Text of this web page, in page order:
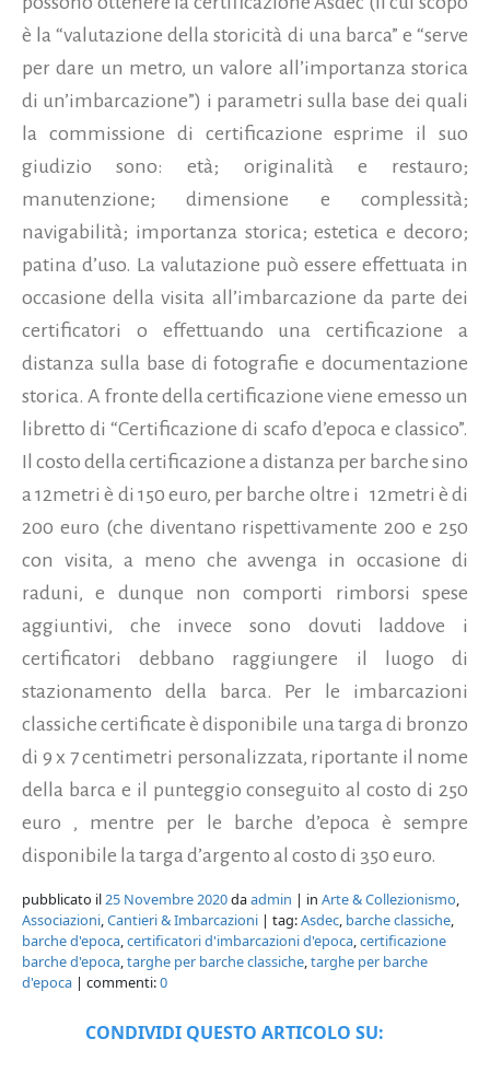
è la “valutazione della storicità di una barca” e “serve
per dare un metro, un valore all’importanza storica
di un’imbarcazione”) i parametri sulla base dei quali
la commissione di certificazione esprime il suo
giudizio sono: età; originalità e restauro;
manutenzione; dimensione e complessità;
navigabilità; importanza storica; estetica e decoro;
patina d’uso. La valutazione può essere effettuata in
occasione della visita all’imbarcazione da parte dei
certificatori o effettuando una certificazione a
distanza sulla base di fotografie e documentazione
storica. A fronte della certificazione viene emesso un
libretto di “Certificazione di scafo d’epoca e classico”.
Il costo della certificazione a distanza per barche sino
a 12metri è di 150 euro, per barche oltre i 12metri è di
200 euro (che diventano rispettivamente 200 e 250
con visita, a meno che avvenga in occasione di
raduni, e dunque non comporti rimborsi spese
aggiuntivi, che invece sono dovuti laddove i
certificatori debbano raggiungere il luogo di
stazionamento della barca. Per le imbarcazioni
classiche certificate è disponibile una targa di bronzo
di 9 x 7 centimetri personalizzata, riportante il nome
della barca e il punteggio conseguito al costo di 250
euro , mentre per le barche d’epoca è sempre
disponibile la targa d’argento al costo di 350 euro.
pubblicato il25 Novembre 2020daadmin | in Arte & Collezionismo,
Associazioni,Cantieri & Imbarcazioni | tag:Asdec, barche classiche,
barche d'epoca,certificatori d'imbarcazioni d'epoca,certificazione
barche d'epoca,targhe per barche classiche,targhe per barche
d'epoca | commenti:0
CONDIVIDI QUESTO ARTICOLO SU: